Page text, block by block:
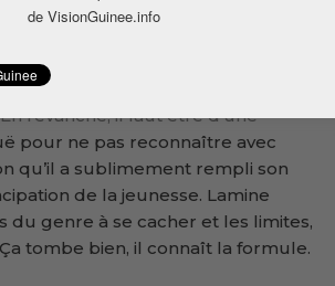
marge pour son
Lamine Guirassy pour un rien.
revanche, il faut être d’une
pour ne pas reconnaître avec
qu’il a sublimement rempli son
de la jeunesse. Lamine
du genre à se cacher et les limites,
tombe bien, il connaît la formule.
de VisionGuinee.info